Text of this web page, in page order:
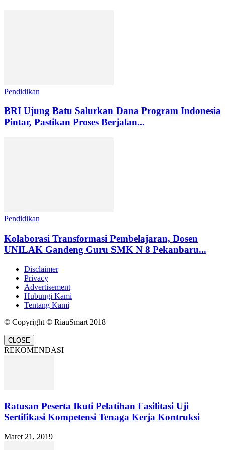
Pendidikan
BRI Ujung Batu Salurkan Dana Program Indonesia
Pintar, Pastikan Proses Berjalan...
Pendidikan
Kolaborasi Transformasi Pembelajaran, Dosen
UNILAK Gandeng Guru SMK N 8 Pekanbaru...
Disclaimer
Privacy
Advertisement
Hubungi Kami
Tentang Kami
© Copyright © RiauSmart 2018
CLOSE
REKOMENDASI
Ratusan Peserta Ikuti Pelatihan Fasilitasi Uji
Sertifikasi Kompetensi Tenaga Kerja Kontruksi
Maret 21, 2019